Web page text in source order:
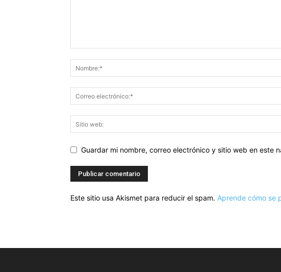
Guardar mi nombre, correo electrónico y sitio web en este
Este sitio usa Akismet para reducir el spam. Aprende cómo se